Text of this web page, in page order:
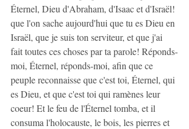
Éternel, Dieu d'Abraham, d'Isaac et d'Israël!
que l'on sache aujourd'hui que tu es Dieu en
Israël, que je suis ton serviteur, et que j'ai
fait toutes ces choses par ta parole! Réponds-
moi, Éternel, réponds-moi, afin que ce
peuple reconnaisse que c'est toi, Éternel, qui
es Dieu, et que c'est toi qui ramènes leur
coeur! Et le feu de l'Éternel tomba, et il
consuma l'holocauste, le bois, les pierres et